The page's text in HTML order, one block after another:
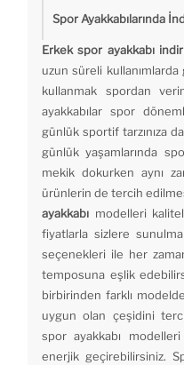
Spor Ayakkabılarında
Erkek spor ayakkabı
uzun süreli
kullanmak spordan
ayakkabılar spor
günlük sportif tarzınıza
günlük yaşamlarında
mekik dokurken aynı
ürünlerin de tercih
ayakkabı modelleri
fiyatlarla sizlere
seçenekleri ile her
temposuna eşlik
birbirinden farklı
uygun olan çeşidini
spor ayakkabı
enerjik geçirebilirsiniz.